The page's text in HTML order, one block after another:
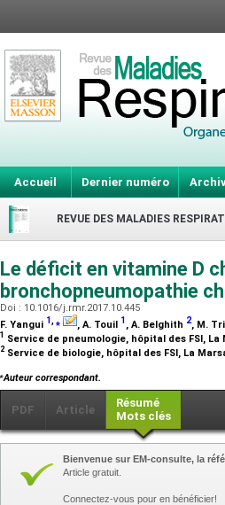
Accueil Dernier numéro
REVUE DES MALADIES
Le déficit en vitamine D
bronchopneumopathie
Doi : 10.1016/j.rmr.2017.10.445
F. Yangui 1,⁎ , A. Touil 1 , A. Belghith 2, M.
1 Service de pneumologie, hôpital des FSI, La
2 Service de biologie, hôpital des FSI, La
⁎Auteur correspondant.
PDF Article
Résumé
Mots clés
Bienvenue sur EM-consulte, la
Article gratuit.
Connectez-vous pour en bénéficier!